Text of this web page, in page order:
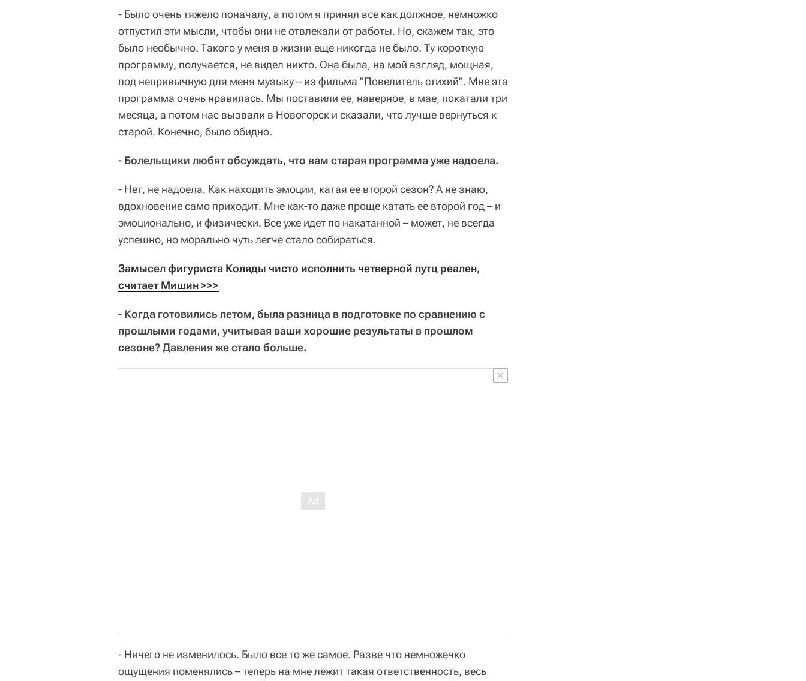
- Было очень тяжело поначалу, а потом я принял все как должное, немножко
отпустил эти мысли, чтобы они не отвлекали от работы. Но, скажем так, это
было необычно. Такого у меня в жизни еще никогда не было. Ту короткую
программу, получается, не видел никто. Она была, на мой взгляд, мощная,
под непривычную для меня музыку – из фильма "Повелитель стихий". Мне эта
программа очень нравилась. Мы поставили ее, наверное, в мае, покатали три
месяца, а потом нас вызвали в Новогорск и сказали, что лучше вернуться к
старой. Конечно, было обидно.
- Болельщики любят обсуждать, что вам старая программа уже надоела.
- Нет, не надоела. Как находить эмоции, катая ее второй сезон? А не знаю,
вдохновение само приходит. Мне как-то даже проще катать ее второй год – и
эмоционально, и физически. Все уже идет по накатанной – может, не всегда
успешно, но морально чуть легче стало собираться.
Замысел фигуриста Коляды чисто исполнить четверной лутц реален,
считает Мишин >>>
- Когда готовились летом, была разница в подготовке по сравнению с
прошлыми годами, учитывая ваши хорошие результаты в прошлом
сезоне? Давления же стало больше.
- Ничего не изменилось. Было все то же самое. Разве что немножечко
ощущения поменялись – теперь на мне лежит такая ответственность, весь